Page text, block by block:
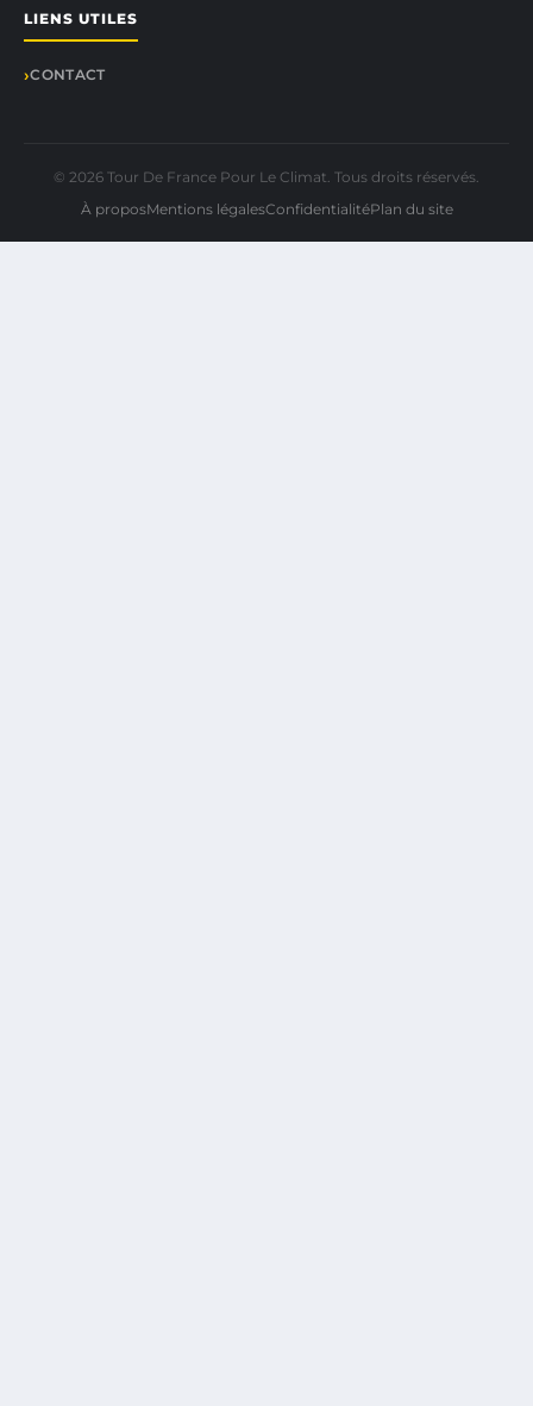
LIENS UTILES
CONTACT
© 2026 Tour De France Pour Le Climat. Tous droits réservés.
À proposMentions légalesConfidentialitéPlan du site